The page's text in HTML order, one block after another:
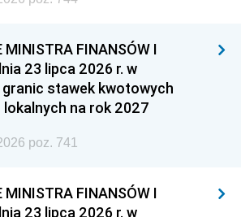
MINISTRA FINANSÓW I
23 lipca 2026 r. w
stawek kwotowych
na rok 2027
poz. 741
MINISTRA FINANSÓW I
23 lipca 2026 r. w